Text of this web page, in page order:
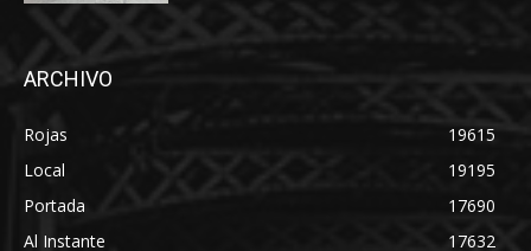
ARCHIVO
Rojas
19615
Local
19195
Portada
17690
Al Instante
17632